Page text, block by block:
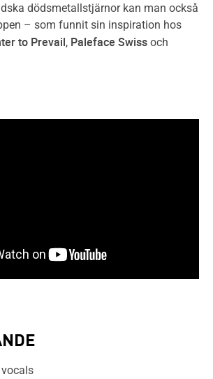
dödsmetallstjärnor kan man också
– som funnit sin inspiration hos
to Prevail, Paleface Swiss och
vocals